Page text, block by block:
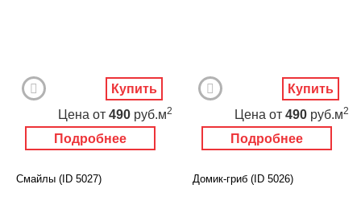
Подробнее
Цена от 490 руб.м2
Купить
Подробнее
Цена от 490 руб.м2
Купить
Смайлы (ID 5027) Домик-гриб (ID 5026)